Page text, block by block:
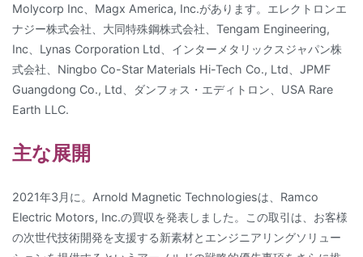
Molycorp Inc、Magx America, Inc.があります。エレクトロンエ
ナジー株式会社、大同特殊鋼株式会社、Tengam Engineering,
Inc、Lynas Corporation Ltd、インターメタリックスジャパン株
式会社、Ningbo Co-Star Materials Hi-Tech Co., Ltd、JPMF
Guangdong Co., Ltd、ダンフォス・エディトロン、USA Rare
Earth LLC.
主な展開
2021年3月に。Arnold Magnetic Technologiesは、Ramco
Electric Motors, Inc.の買収を発表しました。この取引は、お客様
の次世代技術開発を支援する新素材とエンジニアリングソリュー